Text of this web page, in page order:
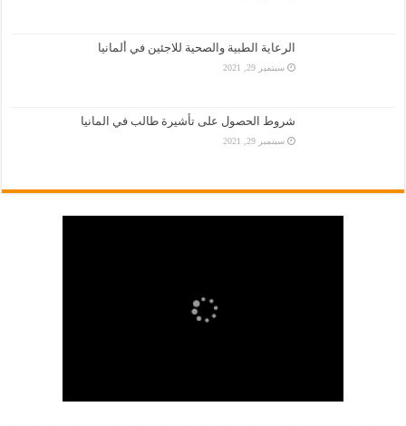
الرعاية الطبية والصحية للاجئين في ألمانيا
سبتمبر 29, 2021
شروط الحصول على تأشيرة طالب في المانيا
سبتمبر 29, 2021